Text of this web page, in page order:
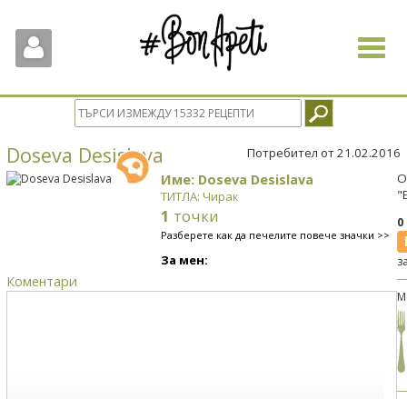
Toggle
Doseva Desislava Потребител от 21.02.2016
Име: Doseva Desislava
ТИТЛА: Чирак
1 точки
Разберете как да печелите повече значки >>
За мен:
Коментари